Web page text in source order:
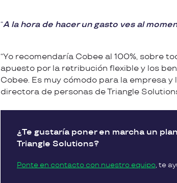
A la hora de hacer un gasto ves al
“Yo recomendaría Cobee al 100%, sobre
apuesto por la retribución flexible y los
Cobee. Es muy cómodo para la empresa
directora de personas de Triangle
¿Te gustaría poner en marcha un
Triangle Solutions?
Ponte en contacto con nuestro equipo, te